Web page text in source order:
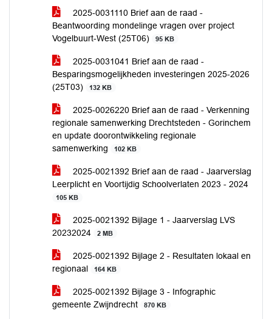
2025-0031110 Brief aan de raad -
Beantwoording mondelinge vragen over project
Vogelbuurt-West (25T06)
95 KB
2025-0031041 Brief aan de raad -
Besparingsmogelijkheden investeringen 2025-2026
(25T03)
132 KB
2025-0026220 Brief aan de raad - Verkenning
regionale samenwerking Drechtsteden - Gorinchem
en update doorontwikkeling regionale
samenwerking
102 KB
2025-0021392 Brief aan de raad - Jaarverslag
Leerplicht en Voortijdig Schoolverlaten 2023 - 2024
105 KB
2025-0021392 Bijlage 1 - Jaarverslag LVS
20232024
2 MB
2025-0021392 Bijlage 2 - Resultaten lokaal en
regionaal
164 KB
2025-0021392 Bijlage 3 - Infographic
gemeente Zwijndrecht
870 KB